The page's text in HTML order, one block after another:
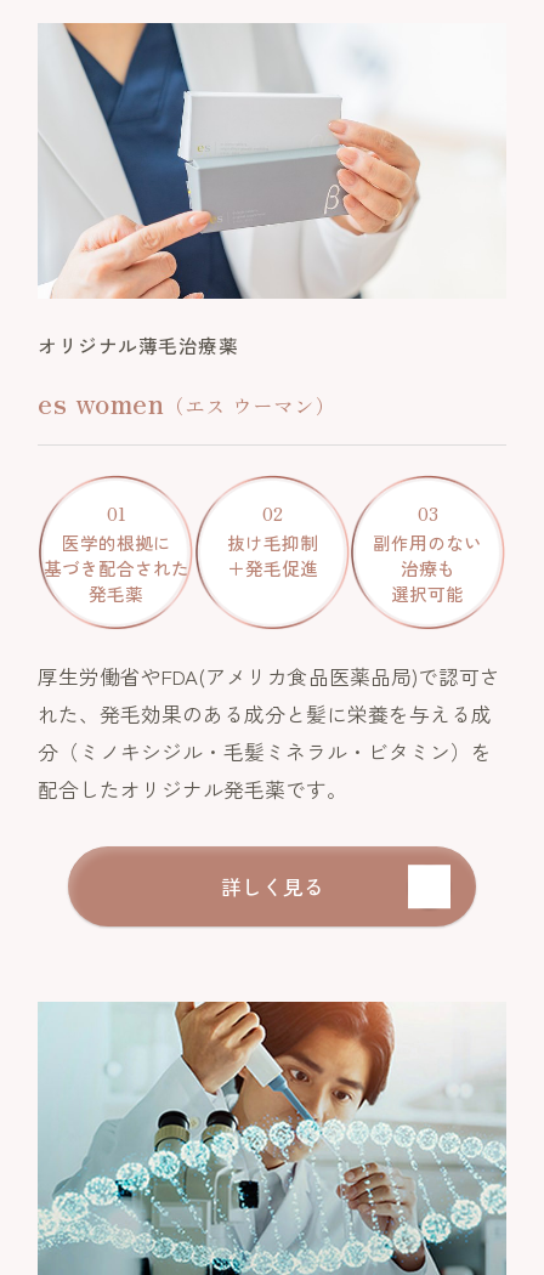
オリジナル薄毛治療薬
es women （エス ウーマン）
01
医学的根拠に
基づき配合された
発毛薬
02
抜け毛抑制
＋発毛促進
03
副作用のない
治療も
選択可能
厚生労働省やFDA(アメリカ食品医薬品局)で認可さ
れた、発毛効果のある成分と髪に栄養を与える成
分（ミノキシジル・毛髪ミネラル・ビタミン）を
配合したオリジナル発毛薬です。
詳しく見る